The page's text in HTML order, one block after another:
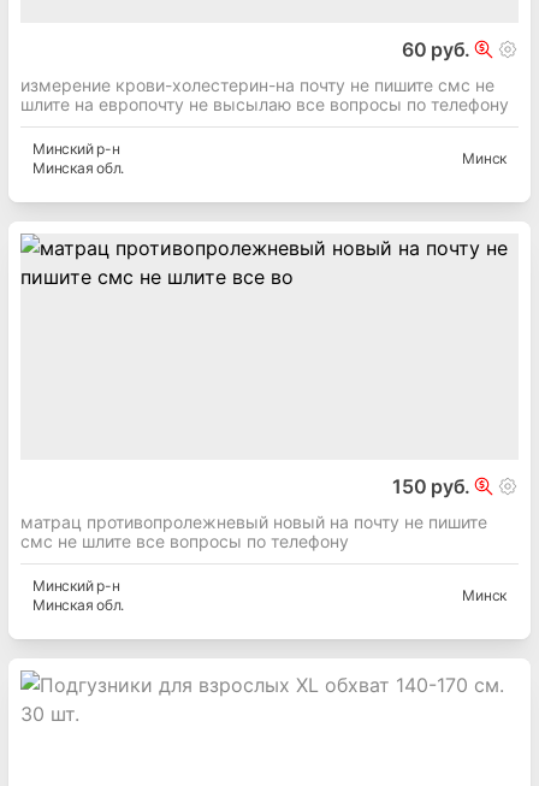
60 руб.
измерение крови-холестерин-на почту не пишите смс не
шлите на европочту не высылаю все вопросы по телефону
Минскийр-н
Минская обл.
Минск
150 руб.
матрац противопролежневый новый на почту не пишите
смс не шлите все вопросы по телефону
Минскийр-н
Минская обл.
Минск